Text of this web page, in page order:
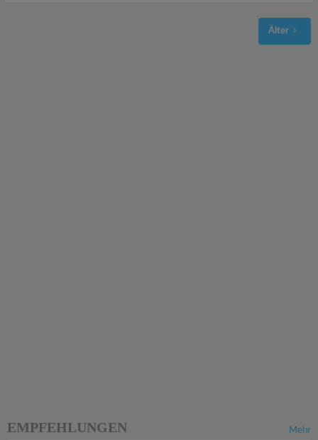
Älter
Mehr
EMPFEHLUNGEN